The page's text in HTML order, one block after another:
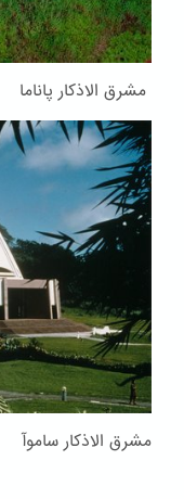
مشرق الاذکار پاناما
مشرق الاذکار ساموآ